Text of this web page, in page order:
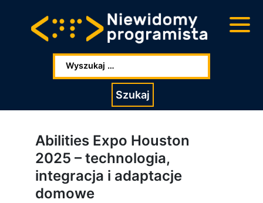
do
głowej
zawartości
do
stopki
Szukaj
Abilities Expo Houston
2025 – technologia,
integracja i adaptacje
domowe